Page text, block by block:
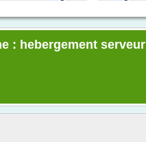
: hebergement